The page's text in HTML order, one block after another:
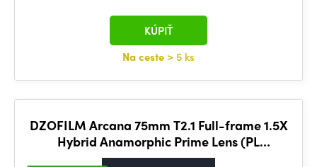
Na ceste > 5 ks
KÚPIŤ
DZOFILM Arcana 75mm T2.1 Full-frame 1.5X
Hybrid Anamorphic Prime Lens (PL
mount,meter)